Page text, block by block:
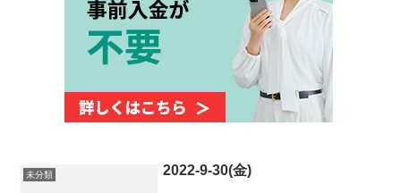
未分類 2022-9-30(金)